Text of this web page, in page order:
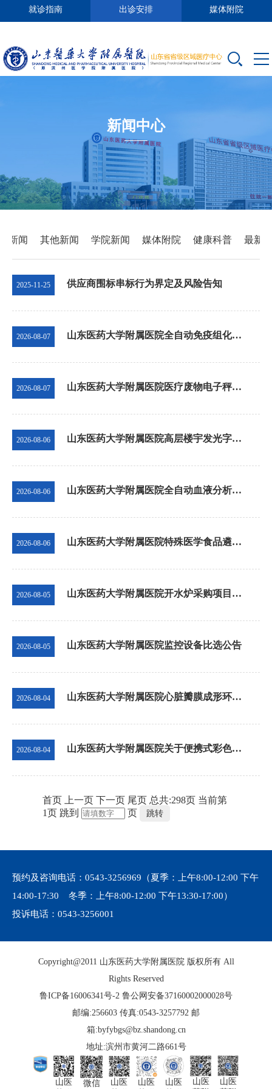
就诊指南 出诊安排 媒体附院
新闻中心
新闻 其他新闻 学院新闻 媒体附院 健康科普 最新
2025-11-25 供应商围标串标行为界定及风险告知
2026-08-07 山东医药大学附属医院全自动免疫组化染色机DAB染色液等耗材采购项目成交结果公
2026-08-07 山东医药大学附属医院医疗废物电子秤、平板电脑项目比选成交公告
2026-08-06 山东医药大学附属医院高层楼宇发光字采购安装、更新维护项目竞争性磋商公告
2026-08-06 山东医药大学附属医院全自动血液分析系统等设备租赁及配套耗材采购项目成交结果公告
2026-08-06 山东医药大学附属医院特殊医学食品遴选项目遴选公告
2026-08-05 山东医药大学附属医院开水炉采购项目采购更正公告（第一次）
2026-08-05 山东医药大学附属医院监控设备比选公告
2026-08-04 山东医药大学附属医院心脏瓣膜成形环等医用耗材采购项目（包18）终止公告
2026-08-04 山东医药大学附属医院关于便携式彩色多普勒超声系统等医疗设备应急维修公告
首页 上一页 下一页 尾页 总共:298页 当前第
1页 跳到 页 跳转
预约及咨询电话： 0543-3256969 （夏季：上午8:00-12:00 下午
14:00-17:30 冬季：上午8:00-12:00 下午13:30-17:00）
投诉电话： 0543-3256001
Copyright@2011 山东医药大学附属医院 版权所有 All
Rights Reserved
鲁ICP备16006341号-2 鲁公网安备37160002000028号
邮编:256603 传真:0543-3257792 邮
箱:byfybgs@bz.shandong.cn
地址:滨州市黄河二路661号
山医
微信
山医
山医
山医
山医
山医